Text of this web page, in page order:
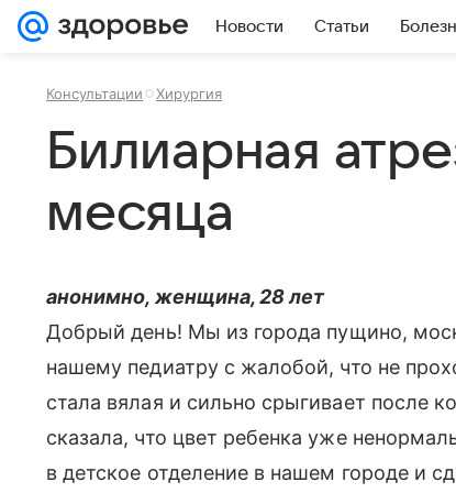
Новости Статьи
Консультации Хирургия
Билиарная
месяца
анонимно, женщина, 28 лет
Добрый день! Мы из города пущино,
нашему педиатру с жалобой, что не
стала вялая и сильно срыгивает после
сказала, что цвет ребенка уже
в детское отделение в нашем городе и